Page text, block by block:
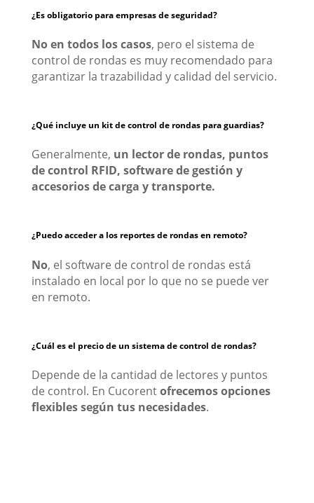
¿Es obligatorio para empresas de seguridad?
No en todos los casos, pero el sistema de
control de rondas es muy recomendado para
garantizar la trazabilidad y calidad del servicio.
¿Qué incluye un kit de control de rondas para guardias?
Generalmente, un lector de rondas, puntos
de control RFID, software de gestión y
accesorios de carga y transporte.
¿Puedo acceder a los reportes de rondas en remoto?
No, el software de control de rondas está
instalado en local por lo que no se puede ver
en remoto.
¿Cuál es el precio de un sistema de control de rondas?
Depende de la cantidad de lectores y puntos
de control. En Cucorentofrecemos opciones
flexibles según tus necesidades.